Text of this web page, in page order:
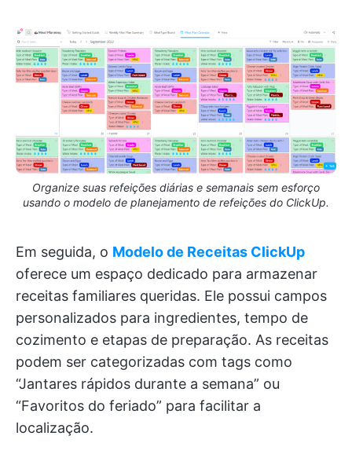
Organize suas refeições diárias e semanais sem esforço
usando o modelo de planejamento de refeições do ClickUp.
Em seguida, o Modelo de Receitas ClickUp
oferece um espaço dedicado para armazenar
receitas familiares queridas. Ele possui campos
personalizados para ingredientes, tempo de
cozimento e etapas de preparação. As receitas
podem ser categorizadas com tags como
“Jantares rápidos durante a semana” ou
“Favoritos do feriado” para facilitar a
localização.